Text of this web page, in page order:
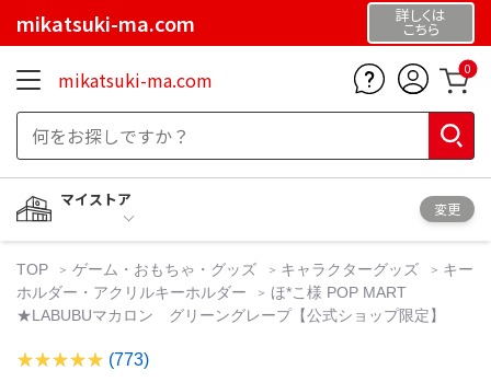
mikatsuki-ma.com 詳しくは
こちら
mikatsuki-ma.com 0
マイストア
変更
TOP ゲーム・おもちゃ・グッズ キャラクターグッズ
キー
ホルダー・アクリルキーホルダー
ほ*こ様 POP MART
★LABUBUマカロン グリーングレープ【公式ショップ限定】
(773)